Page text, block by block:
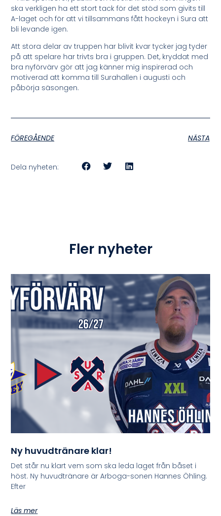
ska verkligen ha ett stort tack för det stöd som givits till
A-laget och för att vi tillsammans fått hockeyn i Sura att
bli levande igen.
Att stora delar av truppen har blivit kvar tycker jag tyder
på att spelare har trivts bra i gruppen. Det, kryddat med
bra nyförvärv gör att jag känner mig inspirerad och
motiverad att komma till Surahallen i augusti och
påbörja säsongen.
FÖREGÅENDE NÄSTA
Dela nyheten:
Fler nyheter
Ny huvudtränare klar!
Det står nu klart vem som ska leda laget från båset i
höst. Ny huvudtränare är Arboga-sonen Hannes Öhling.
Efter
Läs mer